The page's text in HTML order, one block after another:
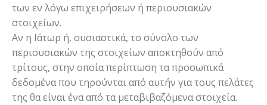
των εν λόγω επιχειρήσεων ή περιουσιακών
στοιχείων.
Αν η Ιάτωρ ή, ουσιαστικά, το σύνολο των
περιουσιακών της στοιχείων αποκτηθούν από
τρίτους, στην οποία περίπτωση τα προσωπικά
δεδομένα που τηρούνται από αυτήν για τους πελάτες
της θα είναι ένα από τα μεταβιβαζόμενα στοιχεία.